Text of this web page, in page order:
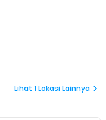
Lihat 1Lokasi Lainnya